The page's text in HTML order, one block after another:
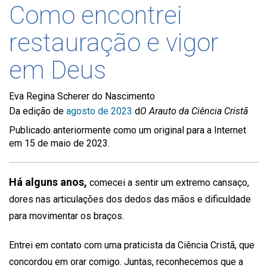
Como encontrei
restauração e vigor
em Deus
Eva Regina Scherer do Nascimento
Da edição de agosto de 2023 dO Arauto da Ciência Cristã
Publicado anteriormente como um original para a Internet
em 15 de maio de 2023.
Há alguns anos, comecei a sentir um extremo cansaço,
dores nas articulações dos dedos das mãos e dificuldade
para movimentar os braços.
Entrei em contato com uma praticista da Ciência Cristã, que
concordou em orar comigo. Juntas, reconhecemos que a